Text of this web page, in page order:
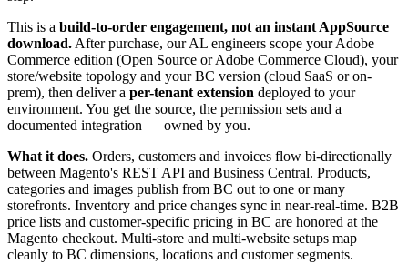
This is a build-to-order engagement, not an instant AppSource
download. After purchase, our AL engineers scope your Adobe
Commerce edition (Open Source or Adobe Commerce Cloud), your
store/website topology and your BC version (cloud SaaS or on-
prem), then deliver a per-tenant extension deployed to your
environment. You get the source, the permission sets and a
documented integration — owned by you.
What it does. Orders, customers and invoices flow bi-directionally
between Magento's REST API and Business Central. Products,
categories and images publish from BC out to one or many
storefronts. Inventory and price changes sync in near-real-time. B2B
price lists and customer-specific pricing in BC are honored at the
Magento checkout. Multi-store and multi-website setups map
cleanly to BC dimensions, locations and customer segments.